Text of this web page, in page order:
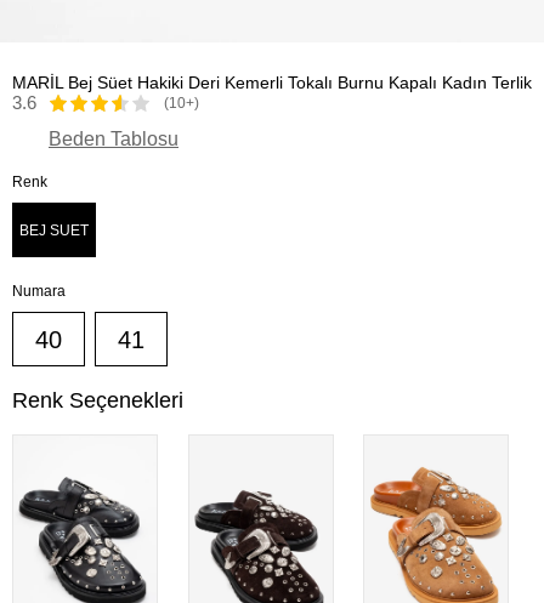
MARİL Bej Süet Hakiki Deri Kemerli Tokalı Burnu Kapalı Kadın Terlik
3.6 (10+)
Beden Tablosu
Renk
BEJ SUET
Numara
40 41
Renk Seçenekleri